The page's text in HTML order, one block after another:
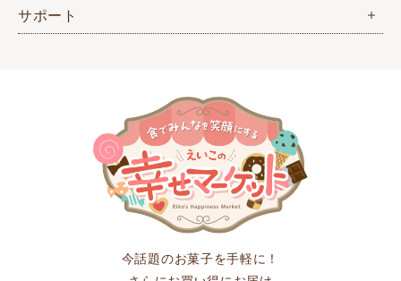
サポート
今話題のお菓子を手軽に！